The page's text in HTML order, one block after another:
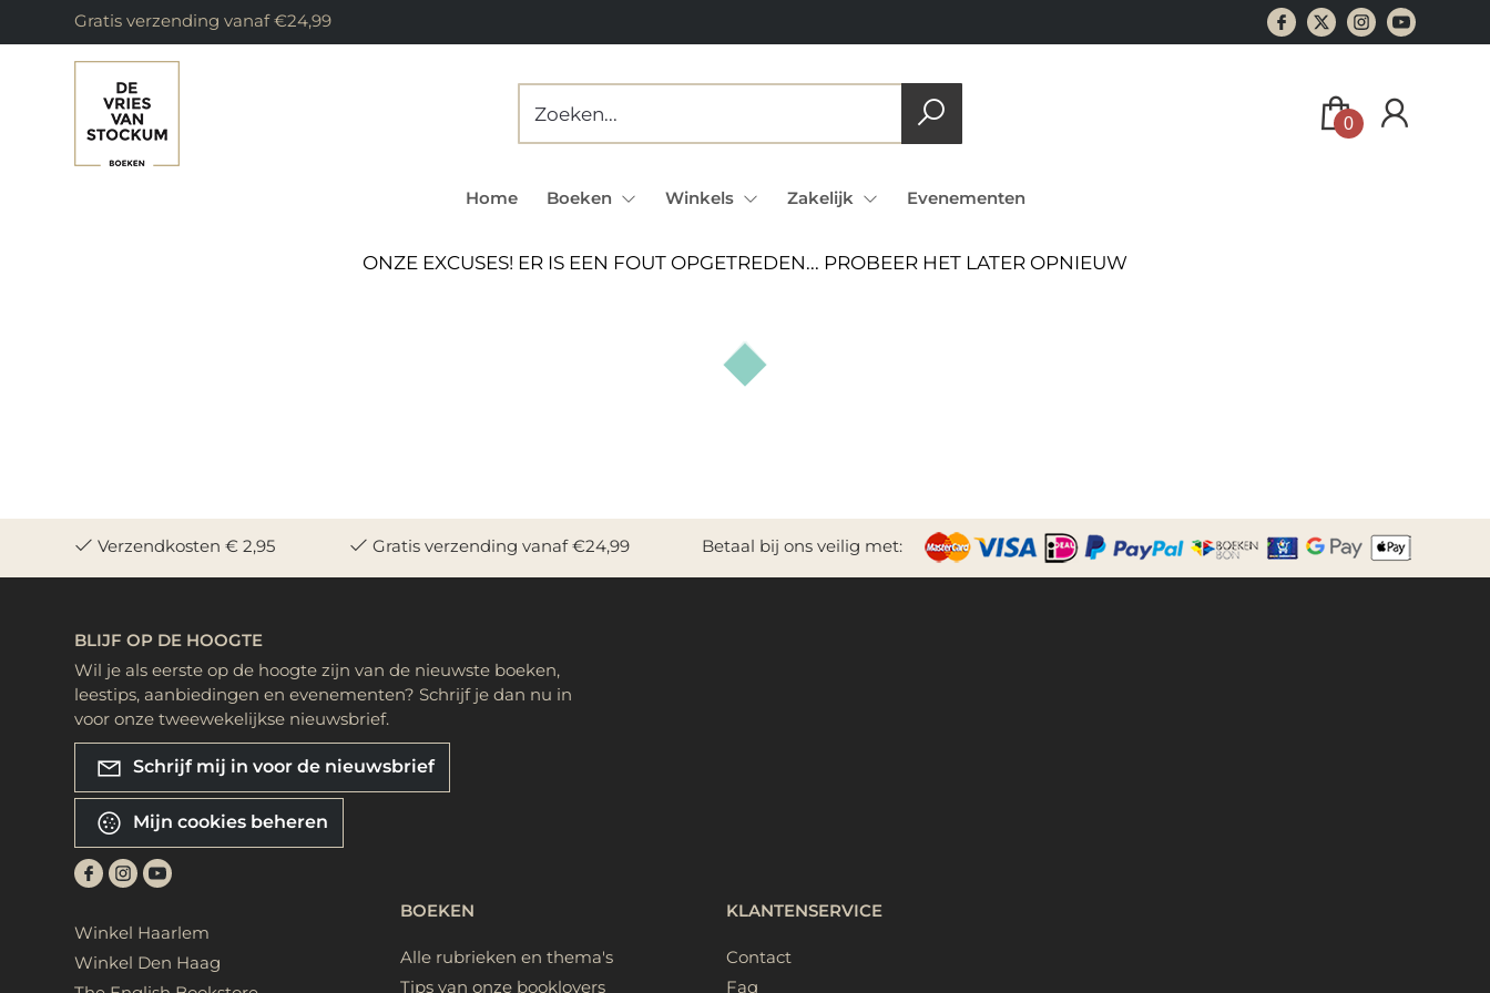
Gratis verzending vanaf €24,99
0
Home Boeken Winkels Zakelijk Evenementen
ONZE EXCUSES! ER IS EEN FOUT OPGETREDEN... PROBEER HET LATER OPNIEUW
Verzendkosten € 2,95 Gratis verzending vanaf €24,99 Betaal bij ons veilig met:
BLIJF OP DE HOOGTE
Wil je als eerste op de hoogte zijn van de nieuwste boeken,
leestips, aanbiedingen en evenementen? Schrijf je dan nu in
voor onze tweewekelijkse nieuwsbrief.
Schrijf mij in voor de nieuwsbrief
Mijn cookies beheren
Winkel Haarlem
Winkel Den Haag
BOEKEN
Alle rubrieken en thema's
Tips van onze booklovers
KLANTENSERVICE
Contact
Faq